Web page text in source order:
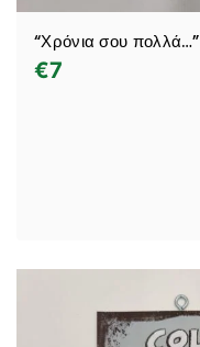
“Χρόνια σου πολλά…”
€7